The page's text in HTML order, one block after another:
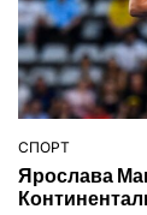
ОПУБЛІКУВАТИ
У
СПОРТ
Ярослава